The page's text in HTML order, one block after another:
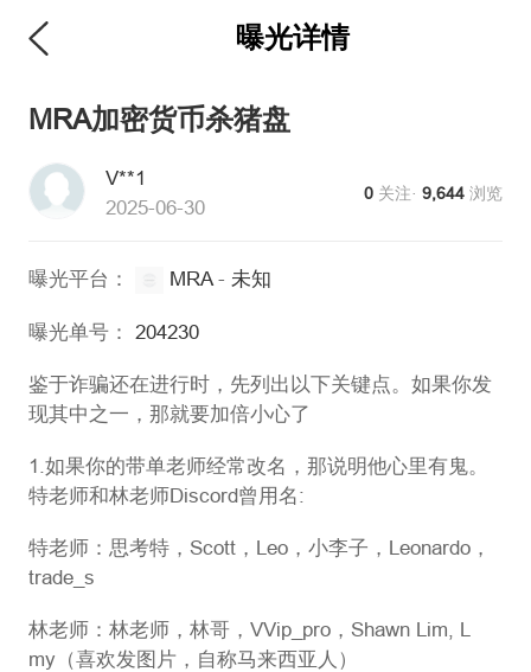
曝光详情
MRA加密货币杀猪盘
V**1
2025-06-30
0 关注·9,644 浏览
曝光平台： MRA- 未知
曝光单号： 204230
鉴于诈骗还在进行时，先列出以下关键点。如果你发
现其中之一，那就要加倍小心了
1.如果你的带单老师经常改名，那说明他心里有鬼。
特老师和林老师Discord曾用名:
特老师：思考特，Scott，Leo，小李子，Leonardo，
trade_s
林老师：林老师，林哥，VVip_pro，Shawn Lim, L
my（喜欢发图片，自称马来西亚人）